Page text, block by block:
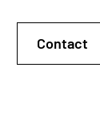
Contact